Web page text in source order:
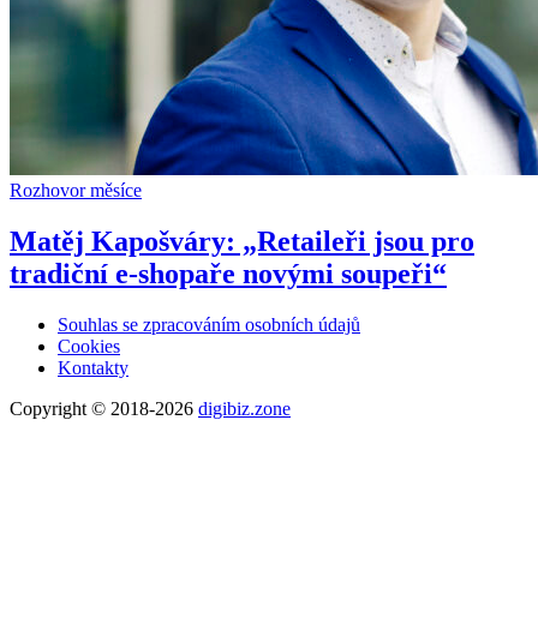
Rozhovor měsíce
Matěj Kapošváry: „Retaileři jsou pro
tradiční e-shopaře novými soupeři“
Souhlas se zpracováním osobních údajů
Cookies
Kontakty
Copyright © 2018-2026 digibiz.zone